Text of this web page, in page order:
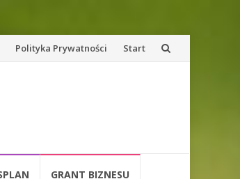
Skip
Polityka Prywatności Start
GRANT BIZNESU